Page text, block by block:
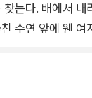
는다. 배에서 내
수연 앞에 웬 여
/ 한경면